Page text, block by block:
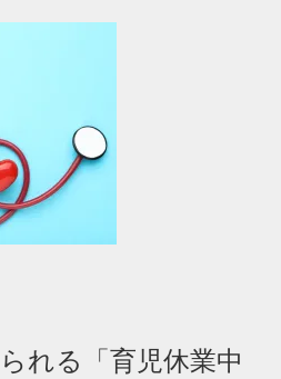
れる「育児休業中